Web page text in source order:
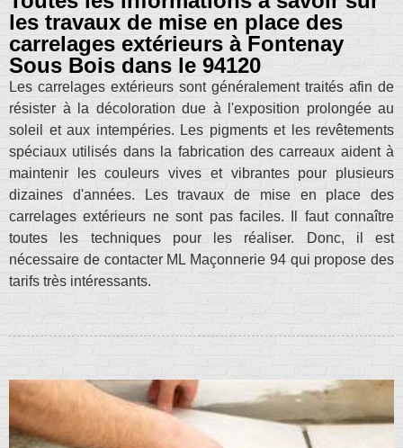
les travaux de mise en place des
carrelages extérieurs à Fontenay
Sous Bois dans le 94120
Les carrelages extérieurs sont généralement traités afin de
résister à la décoloration due à l'exposition prolongée au
soleil et aux intempéries. Les pigments et les revêtements
spéciaux utilisés dans la fabrication des carreaux aident à
maintenir les couleurs vives et vibrantes pour plusieurs
dizaines d'années. Les travaux de mise en place des
carrelages extérieurs ne sont pas faciles. Il faut connaître
toutes les techniques pour les réaliser. Donc, il est
nécessaire de contacter ML Maçonnerie 94 qui propose des
tarifs très intéressants.